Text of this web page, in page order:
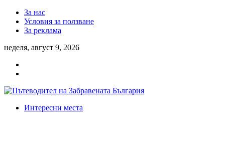
За нас
Условия за ползване
За реклама
неделя, август 9, 2026
Интересни места